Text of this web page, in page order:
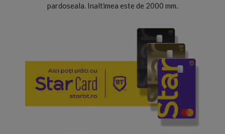
pardoseala. Inaltimea este de 2000 mm.